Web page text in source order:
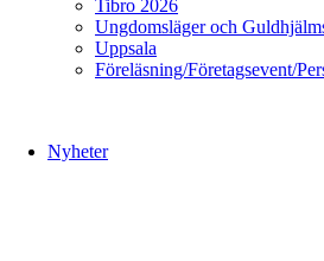
Tibro 2026
Ungdomsläger och
Uppsala
Föreläsning/Företagsevent/
Nyheter